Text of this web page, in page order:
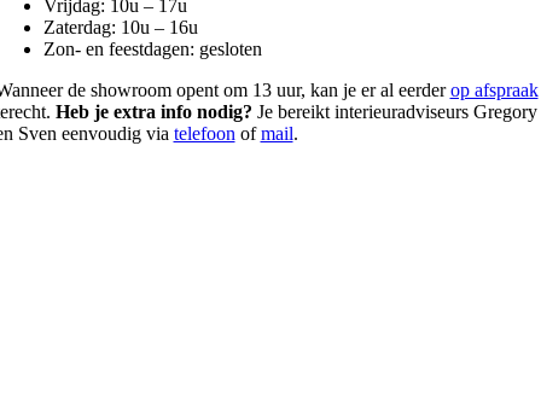
Vrijdag: 10u – 17u
Zaterdag: 10u – 16u
Zon- en feestdagen: gesloten
de showroom opent om 13 uur, kan je er al eerderop afspraak
Heb je extra info nodig? Je bereikt interieuradviseurs Gregory
Sven eenvoudig via telefoon ofmail.